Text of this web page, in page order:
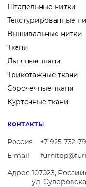
Штапельные нитки
Текстурированные
Вышивальные нитки
Ткани
Льняные ткани
Трикотажные ткани
Сорочечные ткани
Курточные ткани
КОНТАКТЫ
Россия
+7 925 732-
E-mail
Адрес 107023,
ул.